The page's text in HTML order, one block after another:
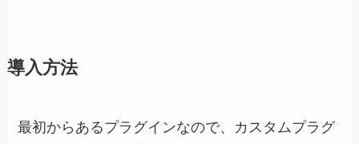
導入方法
最初からあるプラグインなので、カスタムプラグ